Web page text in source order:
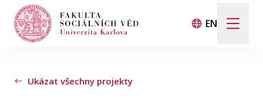
EN
Hledat
Když jsou k dispozici výsledky z našeptávače,
Ukázat všechny projekty